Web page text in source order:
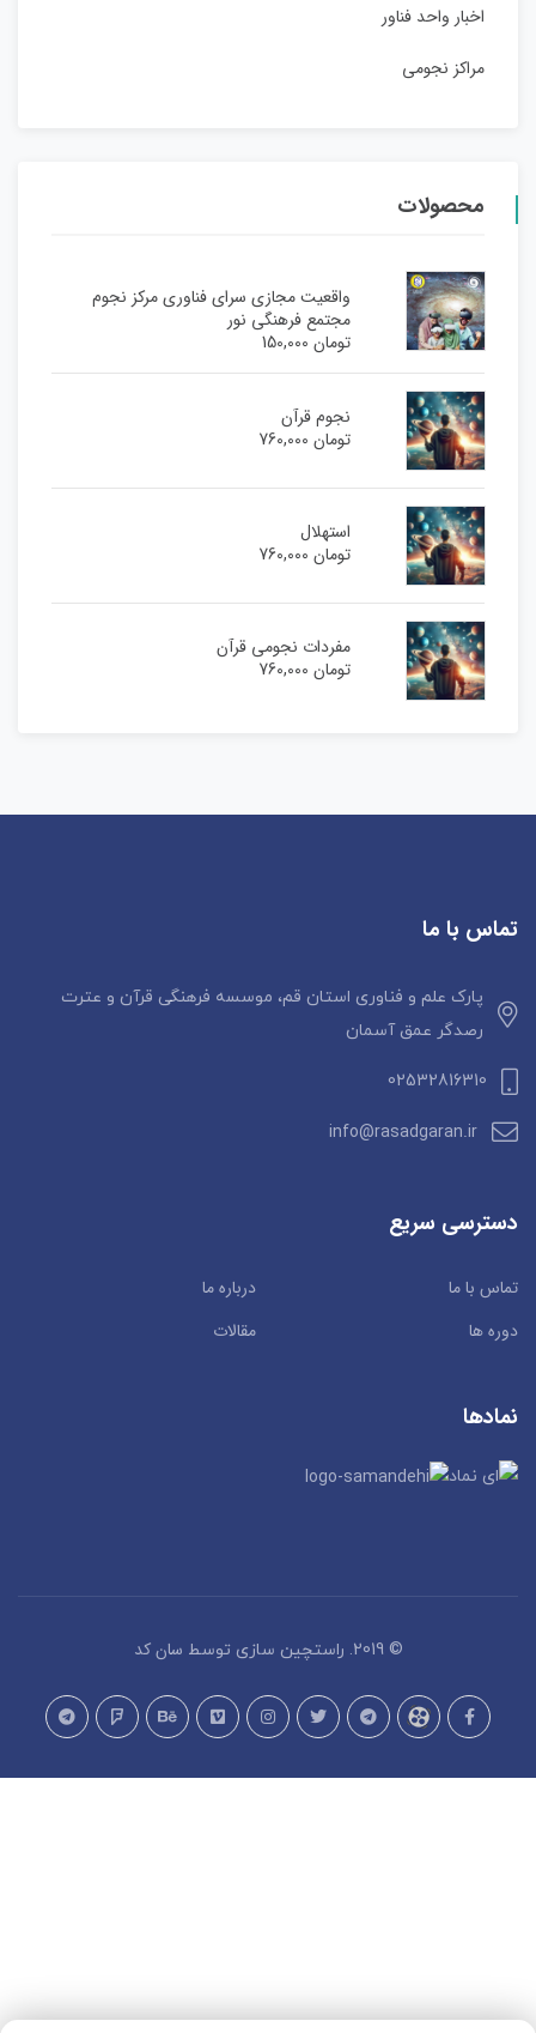
اخبار واحد فناور
مراکز نجومی
محصولات
واقعیت مجازی سرای فناوری مرکز نجوم
مجتمع فرهنگی نور
تومان150,000
نجوم قرآن
تومان760,000
استهلال
تومان760,000
مفردات نجومی قرآن
تومان760,000
تماس با ما
پارک علم و فناوری استان قم، موسسه فرهنگی قرآن و عترت
رصدگر عمق آسمان
02532816310
info@rasadgaran.ir
دسترسی سریع
تماس با ما
درباره ما
دوره ها
مقالات
نمادها
© 2019. راستچین سازی توسط سان کد